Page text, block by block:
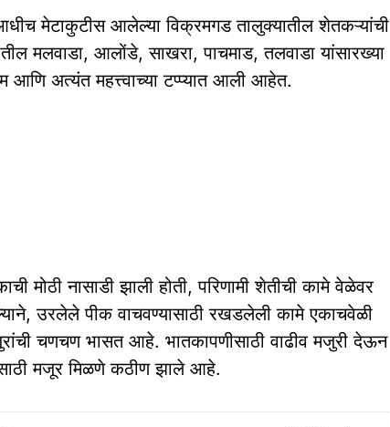
आधीच मेटाकुटीस आलेल्या विक्रमगड तालुक्यातील शेतकऱ्यांची
मलवाडा, आलोंडे, साखरा, पाचमाड, तलवाडा यांसारख्या
आणि अत्यंत महत्त्वाच्या टप्प्यात आली आहेत.
मोठी नासाडी झाली होती, परिणामी शेतीची कामे वेळेवर
उरलेले पीक वाचवण्यासाठी रखडलेली कामे एकाचवेळी
चणचण भासत आहे. भातकापणीसाठी वाढीव मजुरी देऊन
मजूर मिळणे कठीण झाले आहे.